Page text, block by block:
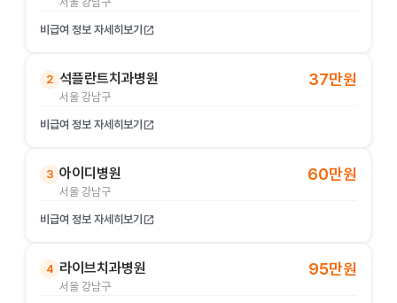
비급여 정보 자세히보기 open_in_new
2 석플란트치과병원
서울 강남구
37만원
비급여 정보 자세히보기 open_in_new
3 아이디병원
서울 강남구
60만원
비급여 정보 자세히보기 open_in_new
4 라이브치과병원
서울 강남구
95만원